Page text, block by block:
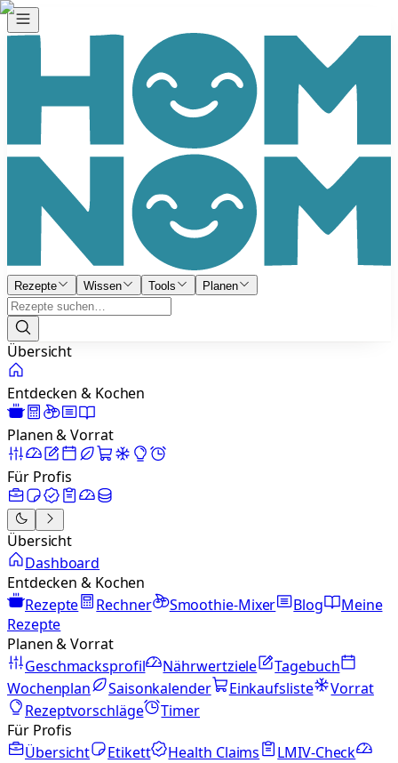
Rezepte Wissen Tools Planen
Übersicht
Entdecken & Kochen
Planen & Vorrat
Für Profis
Übersicht
Dashboard
Entdecken & Kochen
Rezepte
Rechner Smoothie-Mixer Blog
Meine
Rezepte
Planen & Vorrat
Geschmacksprofil
Nährwertziele
Tagebuch
Wochenplan
Saisonkalender Einkaufsliste
Vorrat
Rezeptvorschläge
Timer
Für Profis
Übersicht
Etikett Health Claims
LMIV-Check